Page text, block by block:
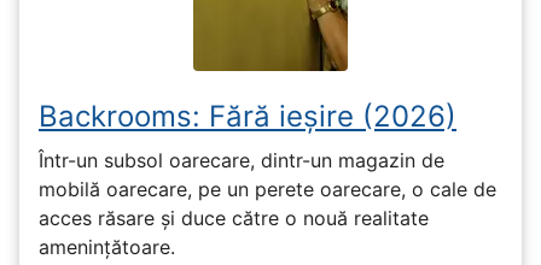
Backrooms: Fără ieșire (2026)
Într-un subsol oarecare, dintr-un magazin de
mobilă oarecare, pe un perete oarecare, o cale de
acces răsare și duce către o nouă realitate
amenințătoare.